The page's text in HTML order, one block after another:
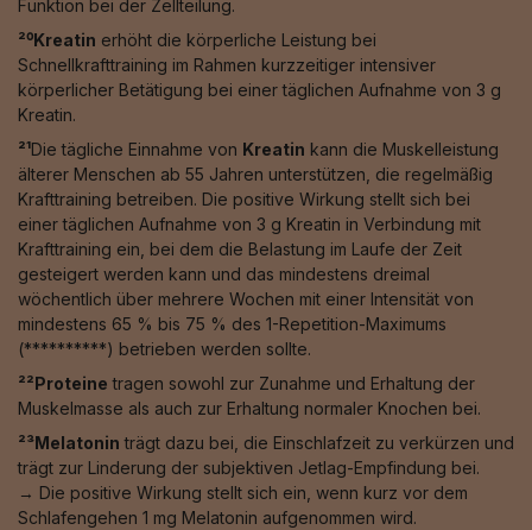
Funktion bei der Zellteilung.
²⁰Kreatin erhöht die körperliche Leistung bei
Schnellkrafttraining im Rahmen kurzzeitiger intensiver
körperlicher Betätigung bei einer täglichen Aufnahme von 3 g
Kreatin.
²¹Die tägliche Einnahme von Kreatin kann die Muskelleistung
älterer Menschen ab 55 Jahren unterstützen, die regelmäßig
Krafttraining betreiben. Die positive Wirkung stellt sich bei
einer täglichen Aufnahme von 3 g Kreatin in Verbindung mit
Krafttraining ein, bei dem die Belastung im Laufe der Zeit
gesteigert werden kann und das mindestens dreimal
wöchentlich über mehrere Wochen mit einer Intensität von
mindestens 65 % bis 75 % des 1-Repetition-Maximums
(**********) betrieben werden sollte.
²²Proteine tragen sowohl zur Zunahme und Erhaltung der
Muskelmasse als auch zur Erhaltung normaler Knochen bei.
²³Melatonin trägt dazu bei, die Einschlafzeit zu verkürzen und
trägt zur Linderung der subjektiven Jetlag-Empfindung bei.
→ Die positive Wirkung stellt sich ein, wenn kurz vor dem
Schlafengehen 1 mg Melatonin aufgenommen wird.